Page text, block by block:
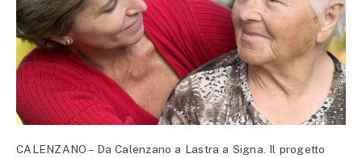
CALENZANO – Da Calenzano a Lastra a Signa. Il progetto